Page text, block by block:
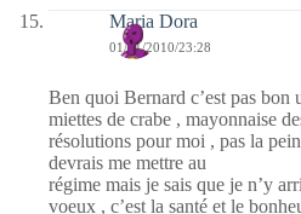
Maria Dora
01/01/2010/23:28
Ben quoi Bernard c’est pas bon
miettes de crabe , mayonnaise
résolutions pour moi , pas la
devrais me mettre au
régime mais je sais que je n’y
voeux , c’est la santé et le